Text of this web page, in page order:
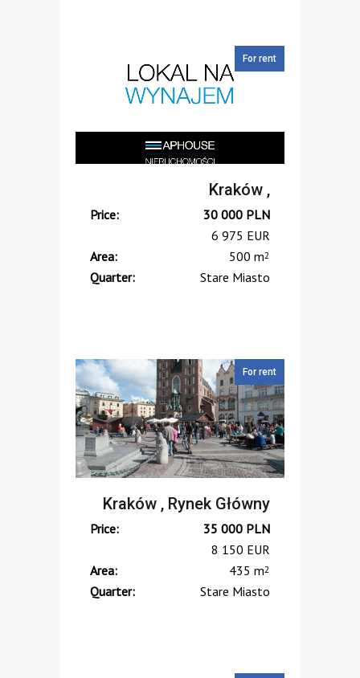
For rent
Kraków ,
Price: 30 000 PLN
6 975 EUR
Area:
500 m2
Quarter: Stare Miasto
For rent
Kraków , Rynek Główny
Price: 35 000 PLN
8 150 EUR
Area:
435 m2
Quarter: Stare Miasto